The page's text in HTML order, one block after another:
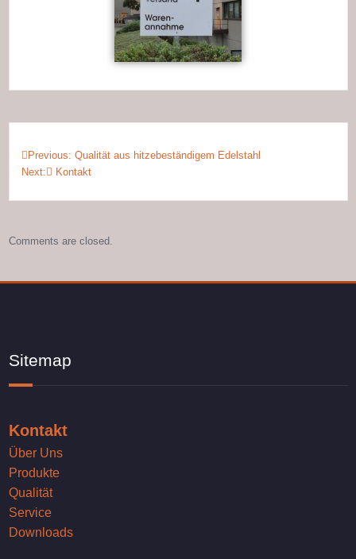
Previous: Qualität aus hitzebeständigem Edelstahl
Next:
Kontakt
Comments are closed.
Sitemap
Kontakt
Über Uns
Produkte
Qualität
Service
Downloads